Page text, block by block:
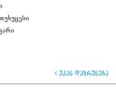
უკან დაბრუნება